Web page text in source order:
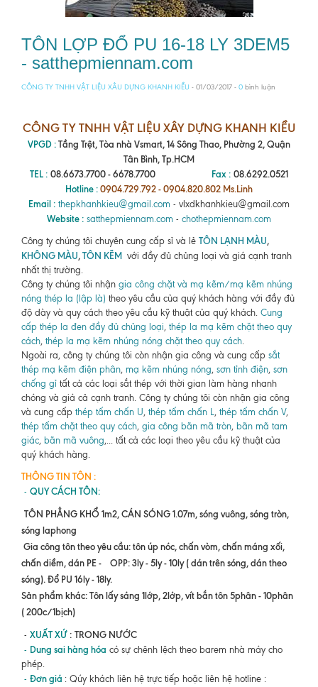
TÔN LỢP ĐỔ PU 16-18 LY 3DEM5
- satthepmiennam.com
CÔNG TY TNHH VẬT LIỆU XÂU DỰNG KHANH KIỀU - 01/03/2017 - 0 bình luận
CÔNG TY TNHH VẬT LIỆU XÂY DỰNG KHANH KIỀU
VPGD :Tầng Trệt, Tòa nhà Vsmart, 14 Sông Thao, Phường 2, Quận
Tân Bình, Tp.HCM
TEL : 08.6673.7700 - 6678.7700 Fax : 08.6292.0521
Hotline :0904.729.792 - 0904.820.802 Ms.Linh
Email : thepkhanhkieu@gmail.com - vlxdkhanhkieu@gmail.com
Website : satthepmiennam.com - chothepmiennam.com
Công ty chúng tôi chuyên cung cấp sỉ và lẻ TÔN LẠNH MÀU,
KHÔNG MÀU,TÔN KẼM với đầy đủ chủng loại và giá cạnh tranh
nhất thị trường.
Công ty chúng tôi nhận gia công chặt và mạ kẽm/mạ kẽm nhúng
nóng thép la (lập là) theo yêu cầu của quý khách hàng với đầy đủ
độ dày và quy cách theo yêu cầu kỹ thuật của quý khách. Cung
cấp thép la đen đầy đủ chủng loại, thép la mạ kẽm chặt theo quy
cách, thép la mạ kẽm nhúng nóng chặt theo quy cách.
Ngoài ra, công ty chúng tôi còn nhận gia công và cung cấp sắt
thép mạ kẽm điện phân, mạ kẽm nhúng nóng, sơn tỉnh điện, sơn
chống gỉ tất cả các loại sắt thép với thời gian làm hàng nhanh
chóng và giá cả cạnh tranh. Công ty chúng tôi còn nhận gia công
và cung cấp thép tấm chấn U, thép tấm chấn L, thép tấm chấn V,
thép tấm chặt theo quy cách, gia công bãn mã tròn, bãn mã tam
giác, bãn mã vuông,... tất cả các loại theo yêu cầu kỹ thuật của
quý khách hàng.
THÔNG TIN TÔN :
- QUY CÁCH TÔN:
TÔN PHẲNG KHỔ 1m2, CÁN SÓNG 1.07m, sóng vuông, sóng tròn,
sóng laphong
Gia công tôn theo yêu cầu: tôn úp nóc, chấn vòm, chấn máng xối,
chấn diềm, dán PE - OPP: 3ly - 5ly - 10ly ( dán trên sóng, dán theo
sóng). Đổ PU 16ly - 18ly.
Sản phẩm khác: Tôn lấy sáng 1lớp, 2lớp, vít bắn tôn 5phân - 10phân
( 200c/1bịch)
- XUẤT XỨ : TRONG NƯỚC
- Dung sai hàng hóa có sự chênh lệch theo barem nhà máy cho
phép.
- Đơn giá : Qúy khách liên hệ trực tiếp hoặc liên hệ hotline :